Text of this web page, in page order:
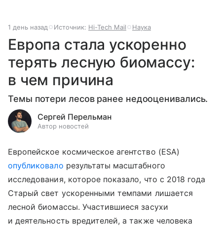
1 день назад Источник: Hi-Tech Mail Наука
Европа стала ускоренно
терять лесную биомассу:
в чем причина
Темы потери лесов ранее недооценивались.
Сергей Перельман
Автор новостей
Европейское космическое агентство (ESA)
опубликовало результаты масштабного
исследования, которое показало, что с 2018 года
Старый свет ускоренными темпами лишается
лесной биомассы. Участившиеся засухи
и деятельность вредителей, а также человека